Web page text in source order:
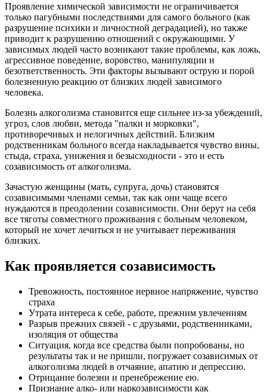
Проявление химической зависимости не ограничивается
только пагубными последствиями для самого больного (как
разрушение психики и личностной деградацией), но также
приводит к разрушению отношений с окружающими. У
зависимых людей часто возникают такие проблемы, как ложь,
агрессивное поведение, воровство, манипуляции и
безответственность. Эти факторы вызывают острую и порой
болезненную реакцию от близких людей зависимого
человека.
Болезнь алкоголизма становится еще сильнее из-за убеждений,
угроз, слов любви, метода "палки и морковки",
противоречивых и нелогичных действий. Близким
родственникам больного всегда накладывается чувство вины,
стыда, страха, унижения и безысходности - это и есть
созависимость от алкоголизма.
Зачастую женщины (мать, супруга, дочь) становятся
созависимыми членами семьи, так как они чаще всего
нуждаются в преодолении созависимости. Они берут на себя
все тяготы совместного проживания с больным человеком,
который не хочет лечиться и не учитывает переживания
близких.
Как проявляется созависимость
Тревожность, постоянное нервное напряжение, чувство
страха
Утрата интереса к себе, работе, прежним увлечениям
Разрыв прежних связей - с друзьями, родственниками,
изоляция от общества
Ситуация, когда все средства были попробованы, но
результаты так и не пришли, погружает созависимых от
алкоголизма людей в отчаяние, апатию и депрессию.
Отрицание болезни и пренебрежение ею.
Признание алко- или наркозависимости как